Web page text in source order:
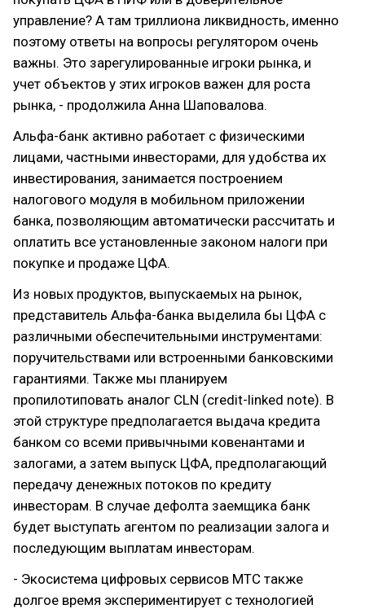
управление? А там триллиона ликвидность, именно
поэтому ответы на вопросы регулятором очень
важны. Это зарегулированные игроки рынка, и
учет объектов у этих игроков важен для роста
рынка, - продолжила Анна Шаповалова.
Альфа-банк активно работает с физическими
лицами, частными инвесторами, для удобства их
инвестирования, занимается построением
налогового модуля в мобильном приложении
банка, позволяющим автоматически рассчитать и
оплатить все установленные законом налоги при
покупке и продаже ЦФА.
Из новых продуктов, выпускаемых на рынок,
представитель Альфа-банка выделила бы ЦФА с
различными обеспечительными инструментами:
поручительствами или встроенными банковскими
гарантиями. Также мы планируем
пропилотиповать аналог CLN (credit-linked note). В
этой структуре предполагается выдача кредита
банком со всеми привычными ковенантами и
залогами, а затем выпуск ЦФА, предполагающий
передачу денежных потоков по кредиту
инвесторам. В случае дефолта заемщика банк
будет выступать агентом по реализации залога и
последующим выплатам инвесторам.
- Экосистема цифровых сервисов МТС также
долгое время экспериментирует с технологией